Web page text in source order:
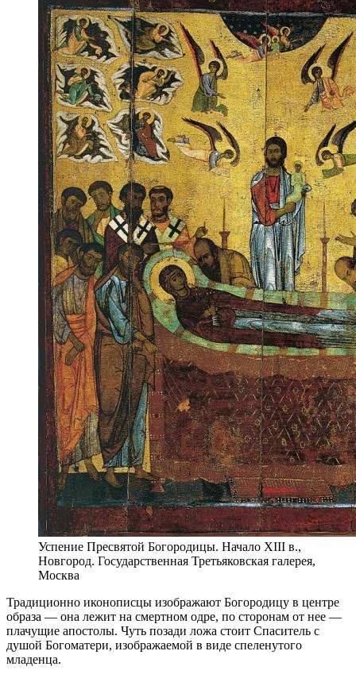
Успение Пресвятой Богородицы. Начало XIII в.,
Новгород. Государственная Третьяковская галерея,
Москва
Традиционно иконописцы изображают Богородицу в центре
образа — она лежит на смертном одре, по сторонам от нее —
плачущие апостолы. Чуть позади ложа стоит Спаситель с
душой Богоматери, изображаемой в виде спеленутого
младенца.